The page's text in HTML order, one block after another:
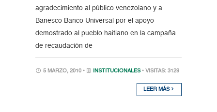
agradecimiento al público venezolano y a
Banesco Banco Universal por el apoyo
demostrado al pueblo haitiano en la campaña
de recaudación de
5 MARZO, 2010 • INSTITUCIONALES • VISITAS: 3129
LEER MÁS